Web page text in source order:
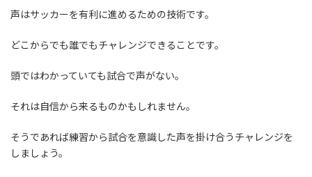
声はサッカーを有利に進めるための技術です。
どこからでも誰でもチャレンジできることです。
頭ではわかっていても試合で声がない。
それは自信から来るものかもしれません。
そうであれば練習から試合を意識した声を掛け合うチャレンジを
しましょう。